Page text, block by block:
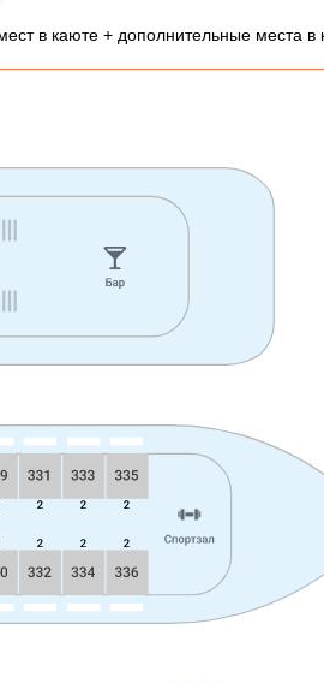
в каюте + дополнительные места в